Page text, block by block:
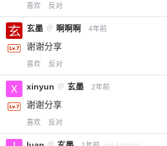
喜欢 反对
玄墨 @ 啊啊啊 4年前
谢谢分享
喜欢 反对
xinyun @ 玄墨 2年前
谢谢分享
喜欢 反对